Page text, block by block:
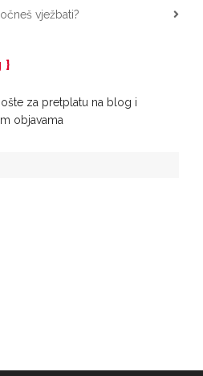
vježbati?
za pretplatu na blog i
objavama